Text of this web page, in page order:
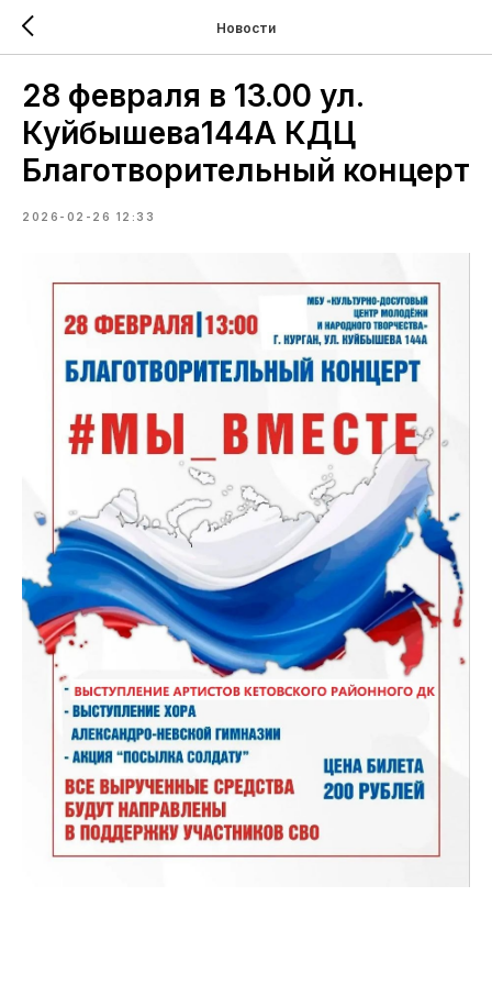
Новости
28 февраля в 13.00 ул.
Куйбышева144А КДЦ
Благотворительный концерт
2026-02-26 12:33